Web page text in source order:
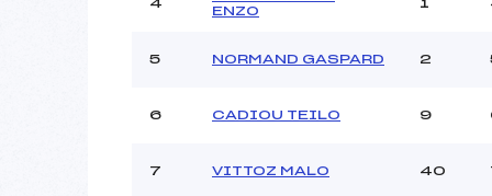
Ouvreurs B :
Ouvreurs D :
Météo :
4
ENZO
1
5 NORMAND GASPARD 2
6 CADIOU TEILO 9
7 VITTOZ MALO 40